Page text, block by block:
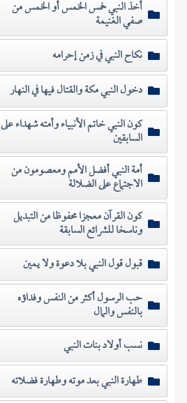
أخذ النبي خمس الخمس أو الخمس من
صفي الغنيمة
نكاح النبي في زمن إحرامه
دخول النبي مكة والقتال فيها في النهار
كون النبي خاتم الأنبياء وأمته شهداء على
السابقين
أمة النبي أفضل الأمم ومعصومون من
الاجتماع على الضلالة
كون القرآن معجزا محفوظا من التبديل
وناسخا للشرائع السابقة
قبول قول النبي بلا دعوة ولا يمين
حب الرسول أكثر من النفس وفداؤه
بالنفس والمال
نسب أولاد بنات النبي
طهارة النبي بعد موته وطهارة فضلاته